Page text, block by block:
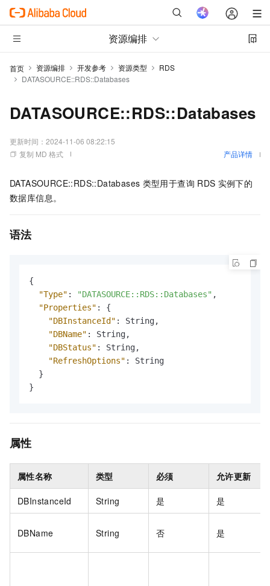
资源编排
首页 资源编排 开发参考 资源类型
RDS
DATASOURCE::RDS::Databases
DATASOURCE::RDS::Databases
更新时间： 2024-11-06 08:22:15
复制 MD 格式
产品详情
DATASOURCE::RDS::Databases 类型用于查询 RDS 实例下的
数据库信息。
语法
{
"Type" : "DATASOURCE::RDS::Databases" ,
"Properties" :
{
"DBInstanceId" : String,
"DBName" : String,
"DBStatus" : String,
"RefreshOptions" :
String
}
}
属性
属性名称 类型 必须 允许更新
DBInstanceId String 是 是
DBName String 否 是